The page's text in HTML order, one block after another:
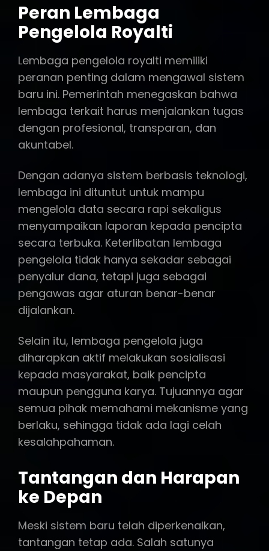
Peran Lembaga
Pengelola Royalti
Lembaga pengelola royalti memiliki
peranan penting dalam mengawal sistem
baru ini. Pemerintah menegaskan bahwa
lembaga terkait harus menjalankan tugas
dengan profesional, transparan, dan
akuntabel.
Dengan adanya sistem berbasis teknologi,
lembaga ini dituntut untuk mampu
mengelola data secara rapi sekaligus
menyampaikan laporan kepada pencipta
secara terbuka. Keterlibatan lembaga
pengelola tidak hanya sekadar sebagai
penyalur dana, tetapi juga sebagai
pengawas agar aturan benar-benar
dijalankan.
Selain itu, lembaga pengelola juga
diharapkan aktif melakukan sosialisasi
kepada masyarakat, baik pencipta
maupun pengguna karya. Tujuannya agar
semua pihak memahami mekanisme yang
berlaku, sehingga tidak ada lagi celah
kesalahpahaman.
Tantangan dan Harapan
ke Depan
Meski sistem baru telah diperkenalkan,
tantangan tetap ada. Salah satunya